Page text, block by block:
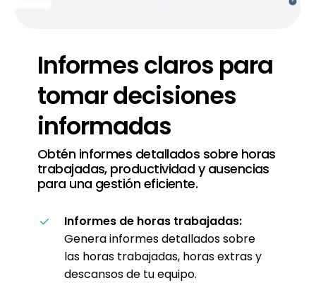
Informesclaros para
tomardecisiones
informadas
Obtén informes detallados sobre horas
trabajadas, productividad y ausencias
para una gestión eficiente.
Informes de horas trabajadas:
Genera informes detallados sobre
las horas trabajadas, horas extras y
descansos de tu equipo.